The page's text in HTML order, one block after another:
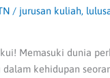
/ jurusan kuliah,
Memasuki dunia
kehidupan